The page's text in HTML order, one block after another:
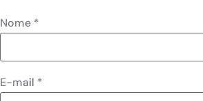
Nome *
E-mail *